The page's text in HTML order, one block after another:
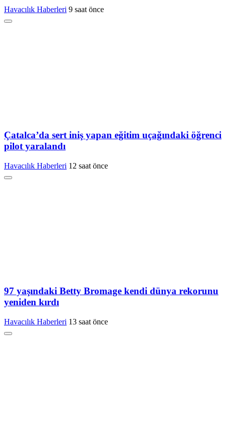
Havacılık Haberleri 9 saat önce
Çatalca’da sert iniş yapan eğitim uçağındaki öğrenci
pilot yaralandı
Havacılık Haberleri 12 saat önce
97 yaşındaki Betty Bromage kendi dünya rekorunu
yeniden kırdı
Havacılık Haberleri 13 saat önce